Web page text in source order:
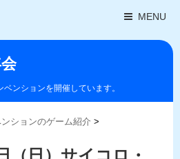
MENU
ンションを開催しています。
ンションのゲーム紹介 >
（日）サイコロ・